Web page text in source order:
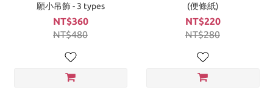
願小吊飾 - 3 types
NT$360
NT$480
(便條紙)
NT$220
NT$280